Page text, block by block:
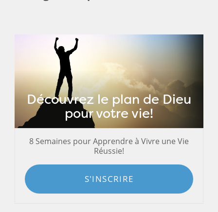
Découvrez le plan de Dieu
pour votre vie!
8 Semaines pour Apprendre à Vivre une Vie
Réussie!
S'INSCRIRE